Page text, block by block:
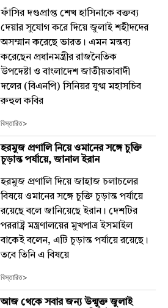
ফাঁসির দণ্ডপ্রাপ্ত শেখ হাসিনাকে বক্তব্য
দেয়ার সুযোগ করে দিয়ে জুলাই শহীদদের
অসম্মান করেছে ভারত। এমন মন্তব্য
করেছেন প্রধানমন্ত্রীর রাজনৈতিক
উপদেষ্টা ও বাংলাদেশ জাতীয়তাবাদী
দলের (বিএনপি) সিনিয়র যুগ্ম মহাসচিব
রুহুল কবির
বিস্তারিত>
হরমুজ প্রণালি নিয়ে ওমানের সঙ্গে চুক্তি
চূড়ান্ত পর্যায়ে, জানাল ইরান
হরমুজ প্রণালি দিয়ে জাহাজ চলাচলের
বিষয়ে ওমানের সঙ্গে চুক্তি চূড়ান্ত পর্যায়ে
রয়েছে বলে জানিয়েছে ইরান। দেশটির
পররাষ্ট্র মন্ত্রণালয়ের মুখপাত্র ইসমাইল
বাকেই বলেন, এটি চূড়ান্ত পর্যায়ে রয়েছে।
তবে তিনি এ বিষয়ে
বিস্তারিত>
আজ থেকে সবার জন্য উন্মুক্ত জুলাই